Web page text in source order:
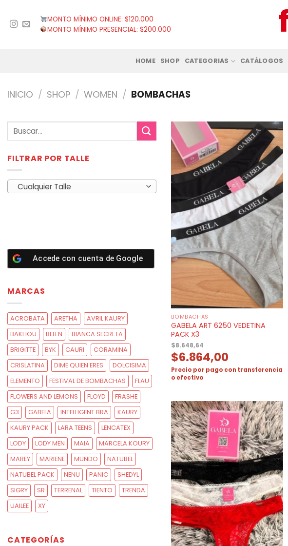
contenido
MONTO MÍNIMO ONLINE: $120.000
MONTO MÍNIMO PRESENCIAL: $200.000
HOME SHOP CATEGORIAS CATÁLOGOS
INICIO / SHOP / WOMEN / BOMBACHAS
Buscar
FILTRAR POR TALLE
Cualquier Talle
Accede con cuenta de Google
MARCAS
ACROBATA ARETHA
AVRIL KAURY
BAKHOU
BELEN
BIANCA SECRETA
BRIGITTE
BYK CAURI
CORAMINA
CRISLATINA
DIME QUIEN ERES
DOLCISIMA
ELEMENTO
FESTIVAL DE BOMBACHAS
FLAU
FLOWERS AND LEMONS
FLOYD
FRASHE
G3
GABELA INTELLIGENT BRA
KAURY
KAURY PACK
LARA TEENS
LENCATEX
LODY
LODY MEN MAIA
MARCELA KOURY
MAREY
MARIENE MUNDO
NATUBEL
NATUBEL PACK
NENU PANIC
SHEDYL
SIGRY
SR TERRENAL TIENTO
TRENDA
UAILEE
XY
CATEGORÍAS
BOMBACHAS
GABELA ART 6250 VEDETINA
PACK X3
$8.648,64
$6.864,00
Precio por pago con transferencia
o efectivo